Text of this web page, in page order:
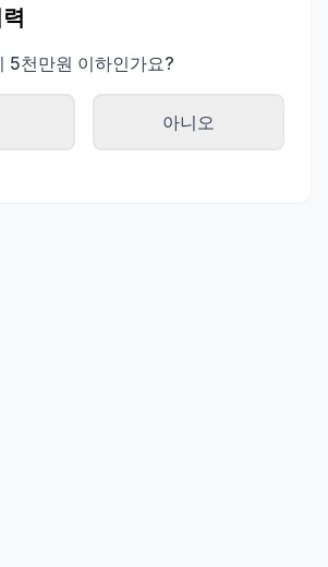
5천만원 이하인가요?
아니오